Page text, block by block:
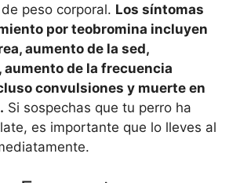
peso corporal. Los síntomas
por teobromina incluyen
aumento de la sed,
de la frecuencia
convulsiones y muerte en
Si sospechas que tu perro ha
es importante que lo lleves al